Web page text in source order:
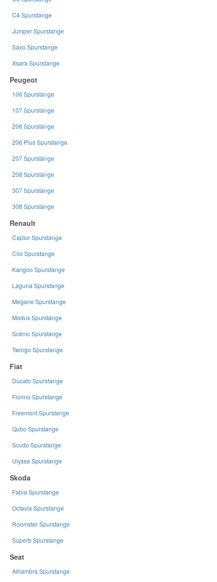
C4 Spurstange
Jumper Spurstange
Saxo Spurstange
Xsara Spurstange
Peugeot
106 Spurstange
107 Spurstange
206 Spurstange
206 Plus Spurstange
207 Spurstange
208 Spurstange
307 Spurstange
308 Spurstange
Renault
Captur Spurstange
Clio Spurstange
Kangoo Spurstange
Laguna Spurstange
Megane Spurstange
Modus Spurstange
Scénic Spurstange
Twingo Spurstange
Fiat
Ducato Spurstange
Fiorino Spurstange
Freemont Spurstange
Qubo Spurstange
Scudo Spurstange
Ulysse Spurstange
Skoda
Fabia Spurstange
Octavia Spurstange
Roomster Spurstange
Superb Spurstange
Seat
Alhambra Spurstange